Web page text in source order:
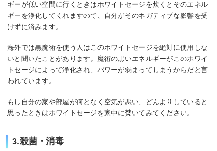
ギーが低い空間に行くときはホワイトセージを炊くとそのエネル
ギーを浄化してくれますので、自分がそのネガティブな影響を受
けずに済みます。
海外では黒魔術を使う人はこのホワイトセージを絶対に使用しな
いと聞いたことがあります。魔術の黒いエネルギーがこのホワイ
トセージによって浄化され、パワーが弱まってしまうからだと言
われています。
もし自分の家や部屋が何となく空気が悪い、どんよりしていると
思ったときはホワイトセージを家中に焚いてみてください。
3.殺菌・消毒